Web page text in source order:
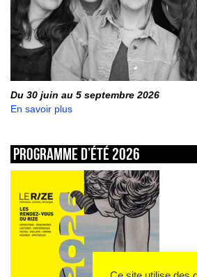
Du 30 juin au 5 septembre 2026
En savoir plus
Programme d’été 2026